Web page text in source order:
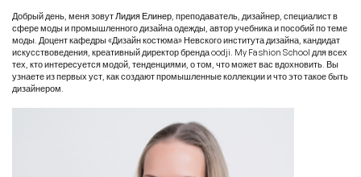
Добрый день, меня зовут Лидия Елинер , преподаватель, дизайнер, специалист в
сфере моды и промышленного дизайна одежды, автор учебника и пособий по теме
моды. Доцент кафедры «Дизайн костюма» Невского института дизайна, кандидат
искусствоведения, креативный директор бренда oodji. My Fashion School для всех
тех, кто интересуется модой, тенденциями, о том, что может вас вдохновить. Вы
узнаете из первых уст, как создают промышленные коллекции и что это такое быть
дизайнером.